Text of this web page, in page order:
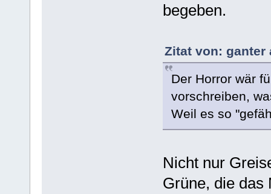
begeben.
Zitat von: ganter
Der Horror wär
vorschreiben,
Weil es so
Nicht nur
Grüne, die das